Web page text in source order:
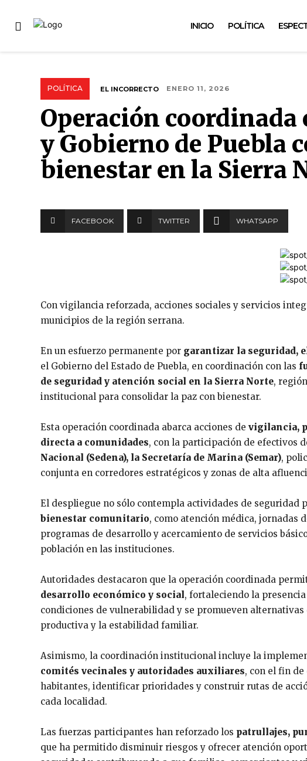
INICIO POLÍTICA
POLÍTICA EL INCORRECTO ENERO 11, 2026
Operación coordinada
y Gobierno de Puebla
bienestar en la Sierra
FACEBOOK TWITTER WHATSAPP
Con vigilancia reforzada, acciones sociales y servicios
municipios de la región serrana.
En un esfuerzo permanente por garantizar la seguridad,
el Gobierno del Estado de Puebla, en coordinación con las
de seguridad y atención social en la Sierra Norte,
institucional para consolidar la paz con bienestar.
Esta operación coordinada abarca acciones de vigilancia,
directa a comunidades, con la participación de efectivos
Nacional (Sedena), la Secretaría de Marina (Semar),
conjunta en corredores estratégicos y zonas de alta
El despliegue no sólo contempla actividades de seguridad
bienestar comunitario, como atención médica, jornadas
programas de desarrollo y acercamiento de servicios
población en las instituciones.
Autoridades destacaron que la operación coordinada
desarrollo económico y social, fortaleciendo la
condiciones de vulnerabilidad y se promueven
productiva y la estabilidad familiar.
Asimismo, la coordinación institucional incluye la
comités vecinales y autoridades auxiliares, con el fin
habitantes, identificar prioridades y construir rutas de
cada localidad.
Las fuerzas participantes han reforzado los patrullajes,
que ha permitido disminuir riesgos y ofrecer atención